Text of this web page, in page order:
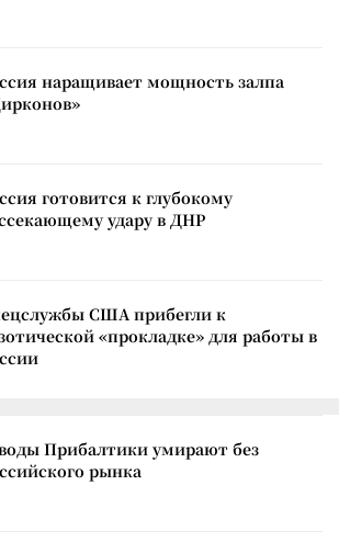
наращивает мощность залпа
готовится к глубокому
удару в ДНР
США прибегли к
«прокладке» для работы в
Прибалтики умирают без
рынка